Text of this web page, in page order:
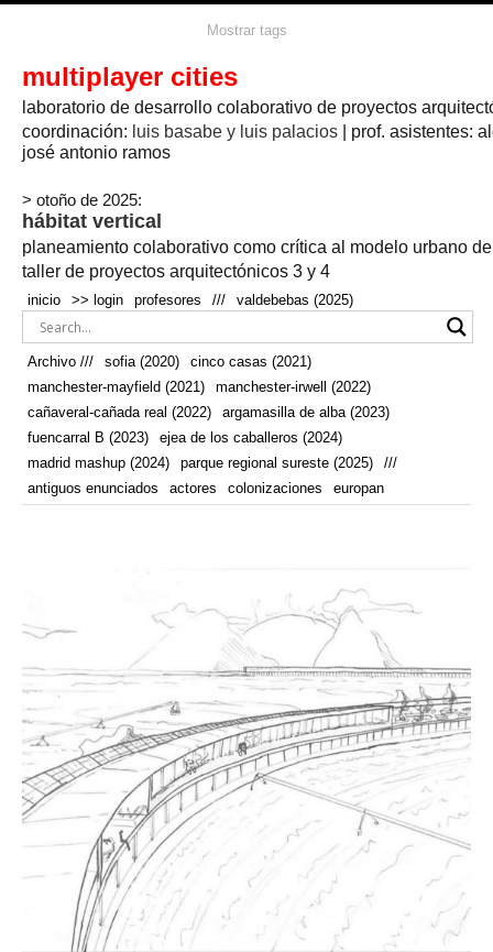
agricultura agricultura circular
arquitectura textil arte artesanía
bicicletas biodiversidad biorrefinería biotecnología bloque lineal
bodega bosque botánica caminos camping campo
cañada
real
canal cañaveral
real
cocina colaboración
autonoma
conectar
cooperativa crecimiento cueva cultivo cultivos deporte
don
quijote
ecosistema ejea de los caballeros
renovables
enterrado espacio social espacio verde
estructura europan fauna
fernández del amo festival fiesta flexibilidad fotomontaje
fuencarral b gastronomía geologia
geometrización curvas de
nivel
grúas habitar hábitat habitat hotel
infraestructura inmigración instalaciones invernadero
laguna línea del tiempo lineal longitudinal
manchester mapeo marihuana mayfield
mercado
modular modulo módulo
plegable prefabricado presa private
productivo protección de los ecosistemas
pueblo de
colonización
recorrido
regeneración
remolacha
retiro rio ruinas sistema social
sociedad
sombra
sostenibilidad sota tecnología tejido
telas
temporalidad
temporeros territorio tiempo tierra torre
torres trabajo trama urbana transporte turismo urbanismo
vegetacion vegetación vertedero viñedos visión
vision vivienda vivienda adosada vivienda en
altura vivienda minima vivienda social vivienda temporal
Mostrar tags
multiplayer cities
laboratorio de desarrollo colaborativo de proyectos
coordinación: luis basabe y luis palacios | prof. asistentes:
josé antonio ramos
> otoño de 2025:
hábitat vertical
planeamiento colaborativo como crítica al modelo urbano
taller de proyectos arquitectónicos 3 y 4
inicio >> login profesores /// valdebebas (2025)
Archivo /// sofia (2020)
cinco casas (2021)
manchester-mayfield (2021)
manchester-irwell (2022)
cañaveral-cañada real (2022)
argamasilla de alba (2023)
fuencarral B (2023)
ejea de los caballeros (2024)
madrid mashup (2024)
parque regional sureste (2025)
///
antiguos enunciados
actores colonizaciones europan